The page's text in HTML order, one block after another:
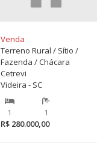
Venda
Terreno Rural / Sítio /
Fazenda / Chácara
Cetrevi
Videira - SC
1
1
R$ 280.000,00